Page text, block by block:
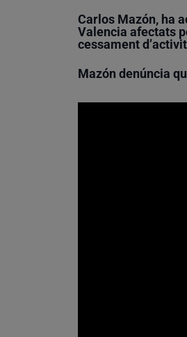
Carlos Mazón, ha
Valencia afectats
cessament
Mazón denúncia